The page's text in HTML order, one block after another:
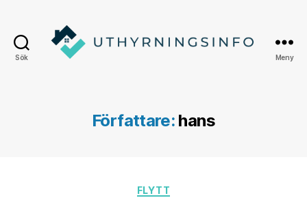
Sök Meny
Författare: hans
Kategorier
FLYTT